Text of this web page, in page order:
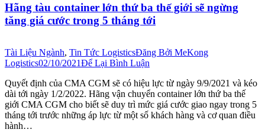
Hãng tàu container lớn thứ ba thế giới sẽ ngừng
tăng giá cước trong 5 tháng tới
Tài Liệu Ngành, Tin Tức LogisticsĐăng Bởi MeKong
Logistics02/10/2021Để Lại Bình Luận
Quyết định của CMA CGM sẽ có hiệu lực từ ngày 9/9/2021 và kéo
dài tới ngày 1/2/2022. Hãng vận chuyển container lớn thứ ba thế
giới CMA CGM cho biết sẽ duy trì mức giá cước giao ngay trong 5
tháng tới trước những áp lực từ một số khách hàng và cơ quan điều
hành…